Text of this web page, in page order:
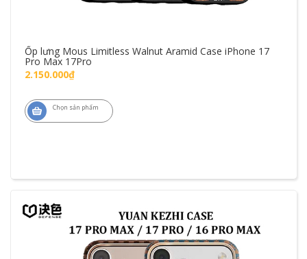
Ốp lưng Mous Limitless Walnut Aramid Case iPhone 17
Pro Max 17Pro
2.150.000₫
Chọn sản phẩm